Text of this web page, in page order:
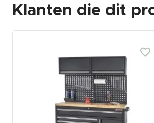
Klanten die dit